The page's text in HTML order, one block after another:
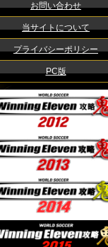
お問い合わせ
当サイトについて
プライバシーポリシー
PC版